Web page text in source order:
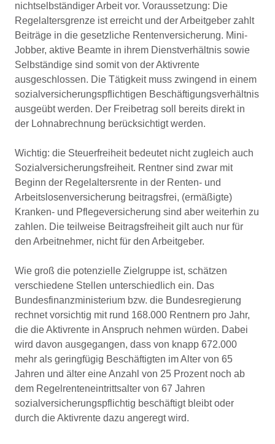
nichtselbständiger Arbeit vor. Voraussetzung: Die
Regelaltersgrenze ist erreicht und der Arbeitgeber zahlt
Beiträge in die gesetzliche Rentenversicherung. Mini-
Jobber, aktive Beamte in ihrem Dienstverhältnis sowie
Selbständige sind somit von der Aktivrente
ausgeschlossen. Die Tätigkeit muss zwingend in einem
sozialversicherungspflichtigen Beschäftigungsverhältnis
ausgeübt werden. Der Freibetrag soll bereits direkt in
der Lohnabrechnung berücksichtigt werden.
Wichtig: die Steuerfreiheit bedeutet nicht zugleich auch
Sozialversicherungsfreiheit. Rentner sind zwar mit
Beginn der Regelaltersrente in der Renten- und
Arbeitslosenversicherung beitragsfrei, (ermäßigte)
Kranken- und Pflegeversicherung sind aber weiterhin zu
zahlen. Die teilweise Beitragsfreiheit gilt auch nur für
den Arbeitnehmer, nicht für den Arbeitgeber.
Wie groß die potenzielle Zielgruppe ist, schätzen
verschiedene Stellen unterschiedlich ein. Das
Bundesfinanzministerium bzw. die Bundesregierung
rechnet vorsichtig mit rund 168.000 Rentnern pro Jahr,
die die Aktivrente in Anspruch nehmen würden. Dabei
wird davon ausgegangen, dass von knapp 672.000
mehr als geringfügig Beschäftigten im Alter von 65
Jahren und älter eine Anzahl von 25 Prozent noch ab
dem Regelrenteneintrittsalter von 67 Jahren
sozialversicherungspflichtig beschäftigt bleibt oder
durch die Aktivrente dazu angeregt wird.